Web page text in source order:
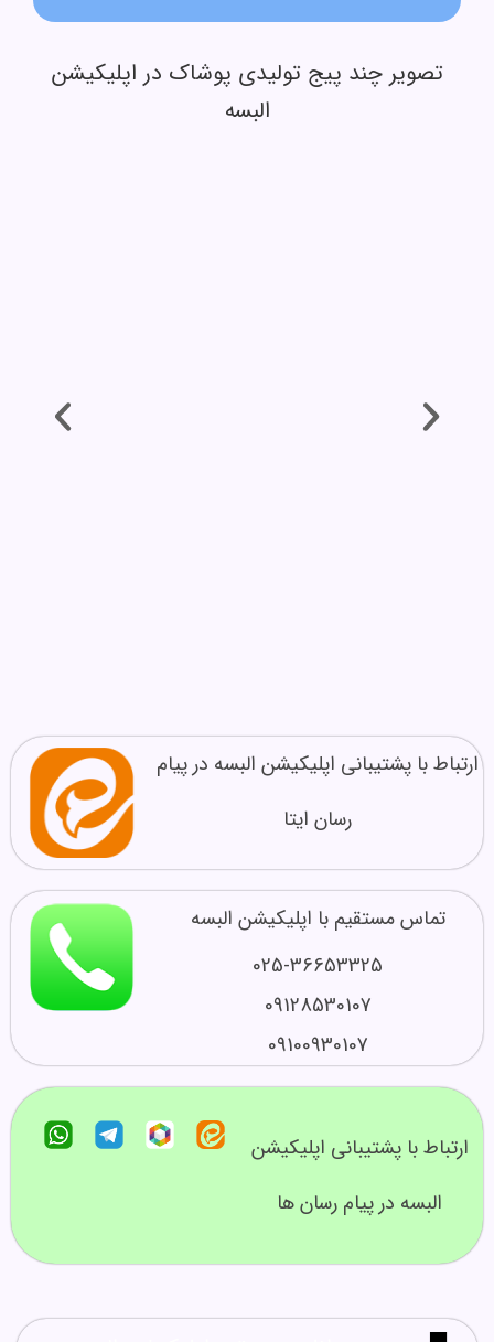
تصویر چند پیج تولیدی پوشاک در اپلیکیشن
البسه
ارتباط با پشتیبانی اپلیکیشن البسه در پیام
رسان ایتا
تماس مستقیم با اپلیکیشن البسه
025-36653325
09128530107
09100930107
ارتباط با پشتیبانی اپلیکیشن
البسه در پیام رسان ها